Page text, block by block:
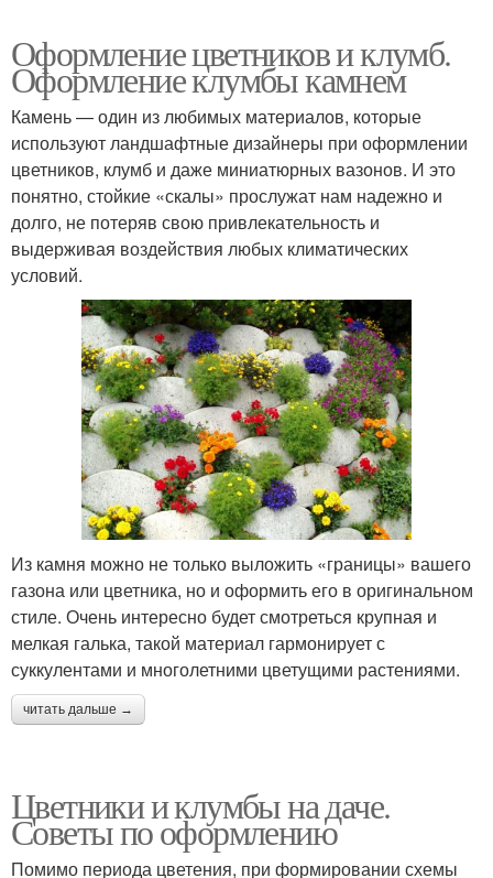
Оформление цветников и клумб.
Оформление клумбы камнем
Камень — один из любимых материалов, которые
используют ландшафтные дизайнеры при оформлении
цветников, клумб и даже миниатюрных вазонов. И это
понятно, стойкие «скалы» прослужат нам надежно и
долго, не потеряв свою привлекательность и
выдерживая воздействия любых климатических
условий.
Из камня можно не только выложить «границы» вашего
газона или цветника, но и оформить его в оригинальном
стиле. Очень интересно будет смотреться крупная и
мелкая галька, такой материал гармонирует с
суккулентами и многолетними цветущими растениями.
читать дальше →
Цветники и клумбы на даче.
Советы по оформлению
Помимо периода цветения, при формировании схемы